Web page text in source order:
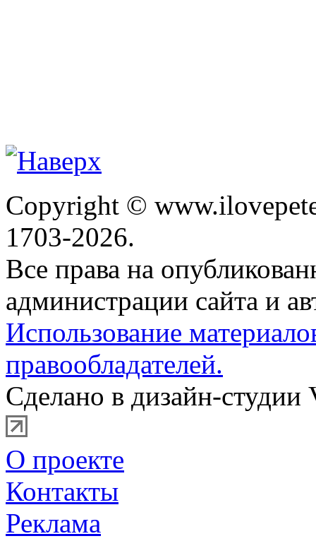
Copyright ©
1703-2026.
Все права на
администрации сайта и
Использование
правообладателей.
Сделано в дизайн-студии
О проекте
Контакты
Реклама